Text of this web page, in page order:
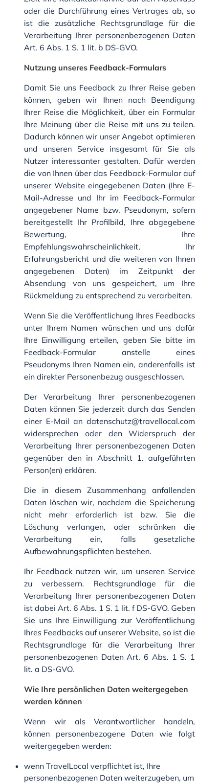
oder die Durchführung eines Vertrages ab, so
ist die zusätzliche Rechtsgrundlage für die
Verarbeitung Ihrer personenbezogenen Daten
Art. 6 Abs. 1 S. 1 lit. b DS-GVO.
Nutzung unseres Feedback-Formulars
Damit Sie uns Feedback zu Ihrer Reise geben
können, geben wir Ihnen nach Beendigung
Ihrer Reise die Möglichkeit, über ein Formular
Ihre Meinung über die Reise mit uns zu teilen.
Dadurch können wir unser Angebot optimieren
und unseren Service insgesamt für Sie als
Nutzer interessanter gestalten. Dafür werden
die von Ihnen über das Feedback-Formular auf
unserer Website eingegebenen Daten (Ihre E-
Mail-Adresse und Ihr im Feedback-Formular
angegebener Name bzw. Pseudonym, sofern
bereitgestellt Ihr Profilbild, Ihre abgegebene
Bewertung, Ihre
Empfehlungswahrscheinlichkeit, Ihr
Erfahrungsbericht und die weiteren von Ihnen
angegebenen Daten) im Zeitpunkt der
Absendung von uns gespeichert, um Ihre
Rückmeldung zu entsprechend zu verarbeiten.
Wenn Sie die Veröffentlichung Ihres Feedbacks
unter Ihrem Namen wünschen und uns dafür
Ihre Einwilligung erteilen, geben Sie bitte im
Feedback-Formular anstelle eines
Pseudonyms Ihren Namen ein, anderenfalls ist
ein direkter Personenbezug ausgeschlossen.
Der Verarbeitung Ihrer personenbezogenen
Daten können Sie jederzeit durch das Senden
einer E-Mail an datenschutz@travellocal.com
widersprechen oder den Widerspruch der
Verarbeitung Ihrer personenbezogenen Daten
gegenüber den in Abschnitt 1. aufgeführten
Person(en) erklären.
Die in diesem Zusammenhang anfallenden
Daten löschen wir, nachdem die Speicherung
nicht mehr erforderlich ist bzw. Sie die
Löschung verlangen, oder schränken die
Verarbeitung ein, falls gesetzliche
Aufbewahrungspflichten bestehen.
Ihr Feedback nutzen wir, um unseren Service
zu verbessern. Rechtsgrundlage für die
Verarbeitung Ihrer personenbezogenen Daten
ist dabei Art. 6 Abs. 1 S. 1 lit. f DS-GVO. Geben
Sie uns Ihre Einwilligung zur Veröffentlichung
Ihres Feedbacks auf unserer Website, so ist die
Rechtsgrundlage für die Verarbeitung Ihrer
personenbezogenen Daten Art. 6 Abs. 1 S. 1
lit. a DS-GVO.
Wie Ihre persönlichen Daten weitergegeben
werden können
Wenn wir als Verantwortlicher handeln,
können personenbezogene Daten wie folgt
weitergegeben werden:
wenn TravelLocal verpflichtet ist, Ihre
personenbezogenen Daten weiterzugeben, um